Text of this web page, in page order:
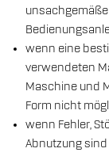
wenn eine
verwendeten
Maschine und
Form nicht
wenn Fehler,
Abnutzung sind